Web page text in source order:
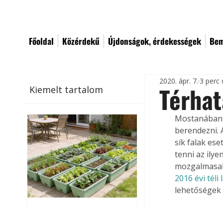
Főoldal Közérdekű Újdonságok, érdekességek
Kiemelt tartalom
2020. ápr. 7. 3 perc
berendezni.
sík falak
tenni az
2016 évi téli